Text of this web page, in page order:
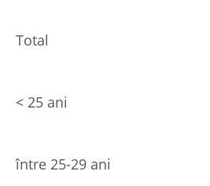
Total
< 25 ani
între 25-29 ani